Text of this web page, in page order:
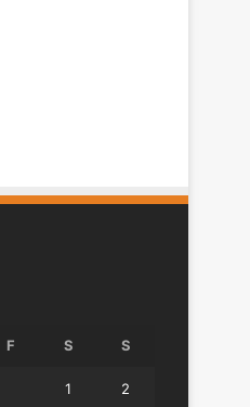
F S S
1 2